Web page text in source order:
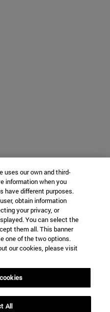
uses our own and third-
information when you
have different purposes.
obtain information
your privacy, or
You can select the
them all. This banner
one of the two options.
our cookies, please visit
All